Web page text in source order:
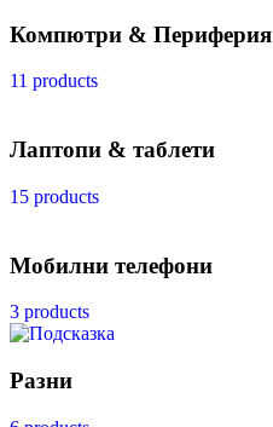
Компютри & Периферия
11 products
Лаптопи & таблети
15 products
Мобилни телефони
3 products
Разни